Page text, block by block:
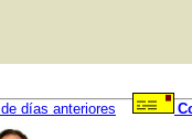
días anteriores